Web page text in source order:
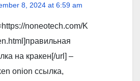
8, 2024 at 6:59 am
noneotech.com/K
на кракен[/url] –
onion ссылка,